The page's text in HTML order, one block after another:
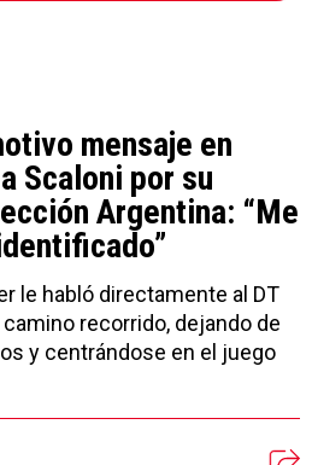
mensaje en
Scaloni por su
Argentina: “Me
le habló directamente al DT
recorrido, dejando de
y centrándose en el juego